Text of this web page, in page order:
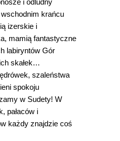
i odludny
krańcu
izerskie i
mamią fantastyczne
labiryntów Gór
skałek…
szaleństwa
spokoju
w Sudety! W
pałaców i
każdy znajdzie coś